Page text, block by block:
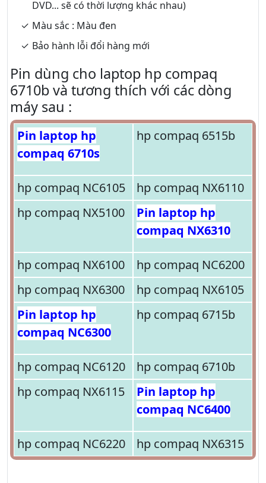
DVD... sẽ có thời lượng khác nhau)
Màu sắc : Màu đen
Bảo hành lỗi đổi hàng mới
Pin dùng cho laptop hp compaq
6710b và tương thích với các dòng
máy sau :
Pin laptop hp
compaq 6710s
hp compaq 6515b
hp compaq NC6105
hp compaq NX6110
hp compaq NX5100
Pin laptop hp
compaq NX6310
hp compaq NX6100
hp compaq NC6200
hp compaq NX6300
hp compaq NX6105
Pin laptop hp
compaq NC6300
hp compaq 6715b
hp compaq NC6120
hp compaq 6710b
hp compaq NX6115
Pin laptop hp
compaq NC6400
hp compaq NC6220 hp compaq NX6315